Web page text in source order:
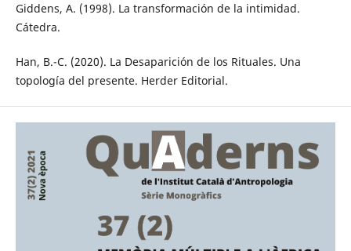
Giddens, A. (1998). La transformación de la intimidad.
Cátedra.
Han, B.-C. (2020). La Desaparición de los Rituales. Una
topología del presente. Herder Editorial.